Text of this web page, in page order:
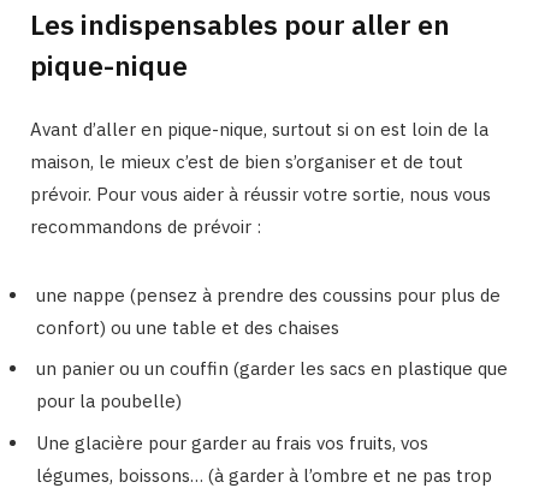
Les indispensables pour aller en
pique-nique
Avant d’aller en pique-nique, surtout si on est loin de la
maison, le mieux c’est de bien s’organiser et de tout
prévoir. Pour vous aider à réussir votre sortie, nous vous
recommandons de prévoir :
une nappe (pensez à prendre des coussins pour plus de
confort) ou une table et des chaises
un panier ou un couffin (garder les sacs en plastique que
pour la poubelle)
Une glacière pour garder au frais vos fruits, vos
légumes, boissons… (à garder à l’ombre et ne pas trop